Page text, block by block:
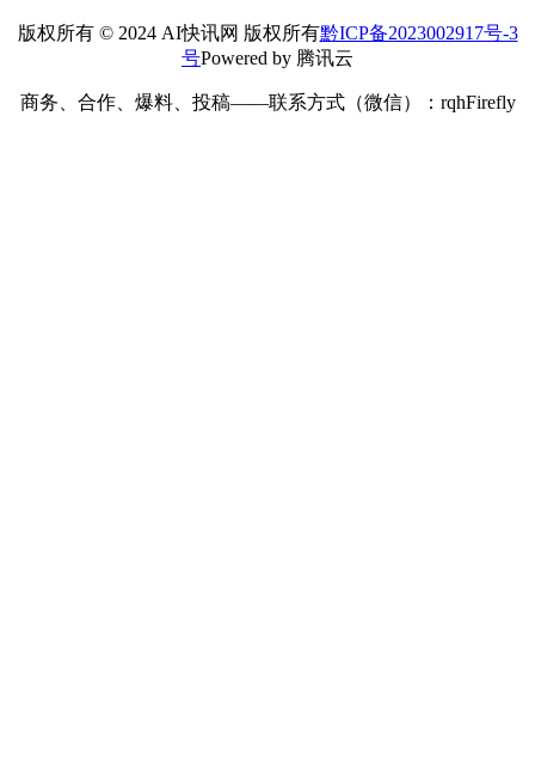
版权所有 © 2024 AI快讯网 版权所有黔ICP备2023002917号-3
号Powered by 腾讯云
商务、合作、爆料、投稿——联系方式（微信）：rqhFirefly